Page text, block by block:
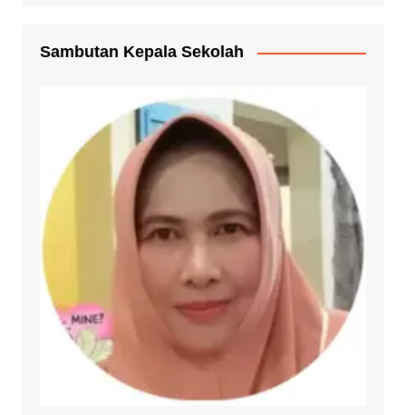
Sambutan Kepala Sekolah